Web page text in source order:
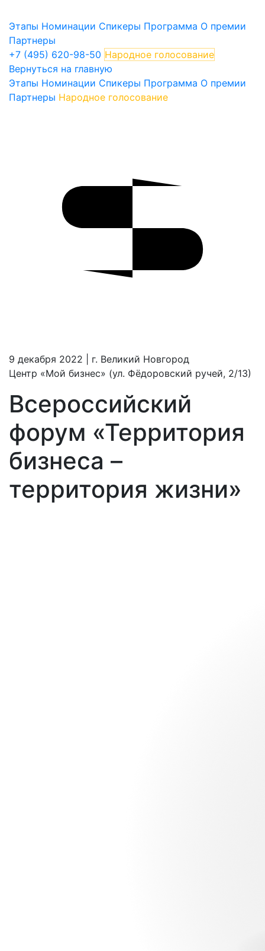
Этапы Номинации Спикеры Программа О премии
Партнеры
+7 (495) 620-98-50 Народное голосование
Вернуться на главную
Этапы Номинации Спикеры Программа О премии
Партнеры Народное голосование
9 декабря 2022
| г. Великий Новгород
Центр «Мой бизнес» (ул. Фёдоровский ручей, 2/13)
Всероссийский
форум «Территория
бизнеса –
территория жизни»